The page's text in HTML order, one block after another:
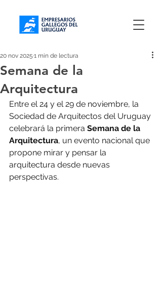
Semana de la
Arquitectura
20 nov 2025 1 min de lectura
Entre el 24 y el 29 de noviembre, la
Sociedad de Arquitectos del Uruguay
celebrará la primera Semana de la
Arquitectura, un evento nacional que
propone mirar y pensar la
arquitectura desde nuevas
perspectivas.